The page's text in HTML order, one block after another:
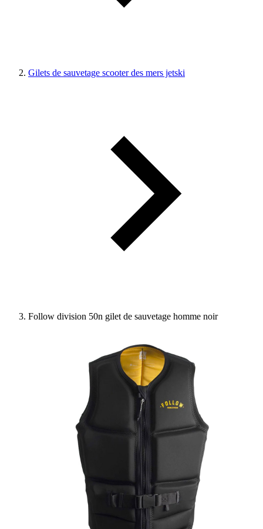
Gilets de sauvetage scooter des mers jetski
Follow division 50n gilet de sauvetage homme noir